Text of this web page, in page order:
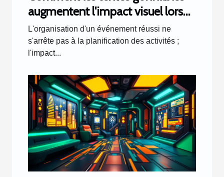
augmentent l'impact visuel lors
d'événements
L'organisation d'un événement réussi ne
s'arrête pas à la planification des activités ;
l'impact...